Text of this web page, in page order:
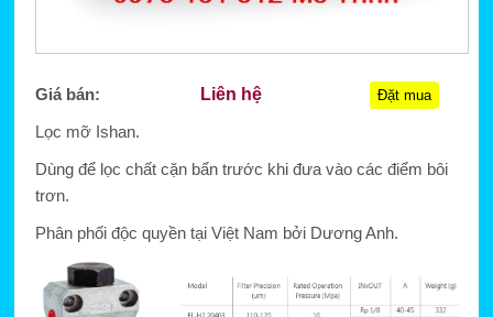
Giá bán: Liên hệ Đặt mua
Lọc mỡ Ishan.
Dùng để lọc chất cặn bẩn trước khi đưa vào các điểm bôi
trơn.
Phân phối độc quyền tại Việt Nam bởi Dương Anh.